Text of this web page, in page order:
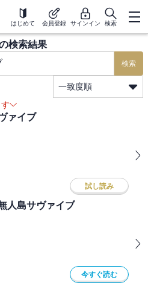
はじめて 会員登録 サインイン 検索
検索結果
検索
一致度順
ァイブ
試し読み
人島サヴァイブ
今すぐ読む